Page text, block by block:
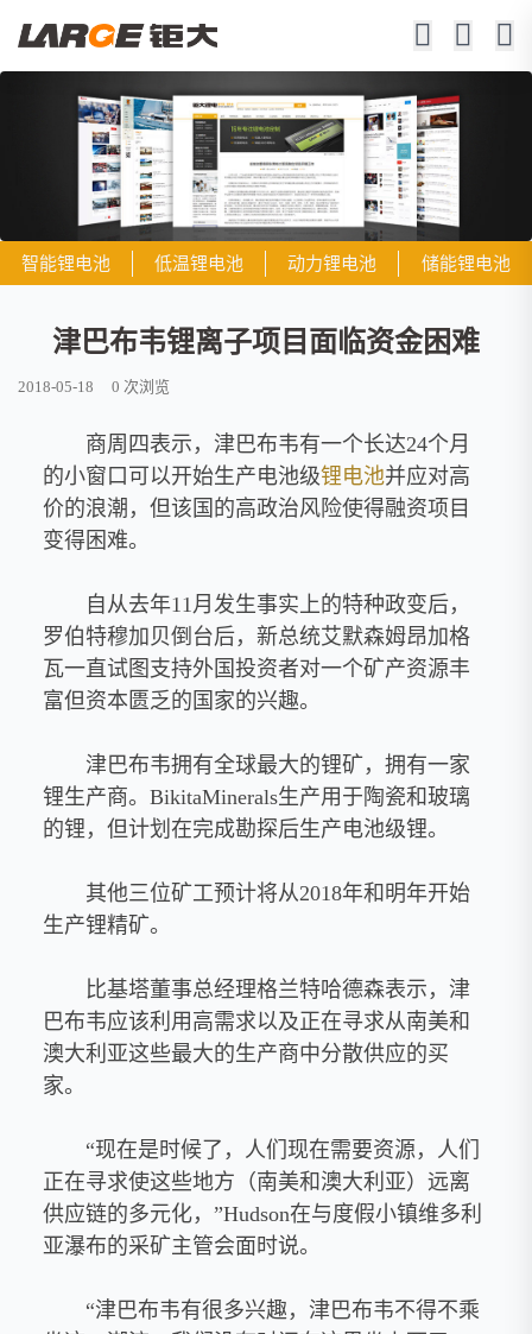
智能锂电池 低温锂电池 动力锂电池 储能锂电池
津巴布韦锂离子项目面临资金困难
2018-05-18 0 次浏览
商周四表示，津巴布韦有一个长达24个月
的小窗口可以开始生产电池级锂电池并应对高
价的浪潮，但该国的高政治风险使得融资项目
变得困难。
自从去年11月发生事实上的特种政变后，
罗伯特穆加贝倒台后，新总统艾默森姆昂加格
瓦一直试图支持外国投资者对一个矿产资源丰
富但资本匮乏的国家的兴趣。
津巴布韦拥有全球最大的锂矿，拥有一家
锂生产商。BikitaMinerals生产用于陶瓷和玻璃
的锂，但计划在完成勘探后生产电池级锂。
其他三位矿工预计将从2018年和明年开始
生产锂精矿。
比基塔董事总经理格兰特哈德森表示，津
巴布韦应该利用高需求以及正在寻求从南美和
澳大利亚这些最大的生产商中分散供应的买
家。
“现在是时候了，人们现在需要资源，人们
正在寻求使这些地方（南美和澳大利亚）远离
供应链的多元化，”Hudson在与度假小镇维多利
亚瀑布的采矿主管会面时说。
“津巴布韦有很多兴趣，津巴布韦不得不乘